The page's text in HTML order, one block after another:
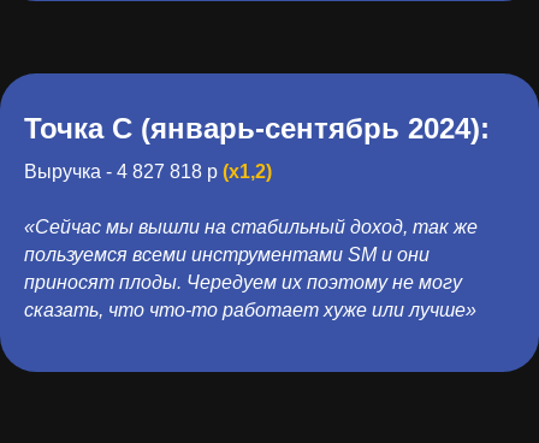
Точка С (январь-сентябрь 2024):
Выручка - 4 827 818 р (x1,2)
«Сейчас мы вышли на стабильный доход, так же
пользуемся всеми инструментами SM и они
приносят плоды. Чередуем их поэтому не могу
сказать, что что-то работает хуже или лучше»